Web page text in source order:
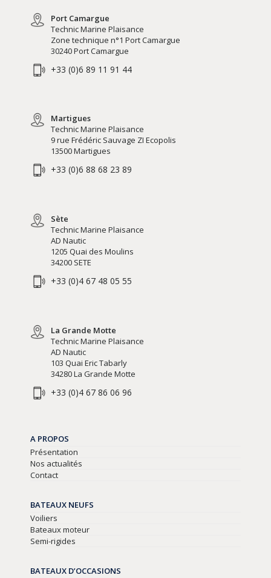
Port Camargue
Technic Marine Plaisance
Zone technique n°1 Port Camargue
30240 Port Camargue
+33 (0)6 89 11 91 44
Martigues
Technic Marine Plaisance
9 rue Frédéric Sauvage ZI Ecopolis
13500 Martigues
+33 (0)6 88 68 23 89
Sète
Technic Marine Plaisance
AD Nautic
1205 Quai des Moulins
34200 SETE
+33 (0)4 67 48 05 55
La Grande Motte
Technic Marine Plaisance
AD Nautic
103 Quai Eric Tabarly
34280 La Grande Motte
+33 (0)4 67 86 06 96
A PROPOS
Présentation
Nos actualités
Contact
BATEAUX NEUFS
Voiliers
Bateaux moteur
Semi-rigides
BATEAUX D’OCCASIONS